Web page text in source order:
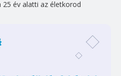
25 év alatti az életkorod